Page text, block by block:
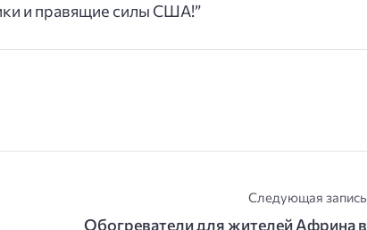
и правящие силы США!”
Следующая запись
Обогреватели для жителей Африна в